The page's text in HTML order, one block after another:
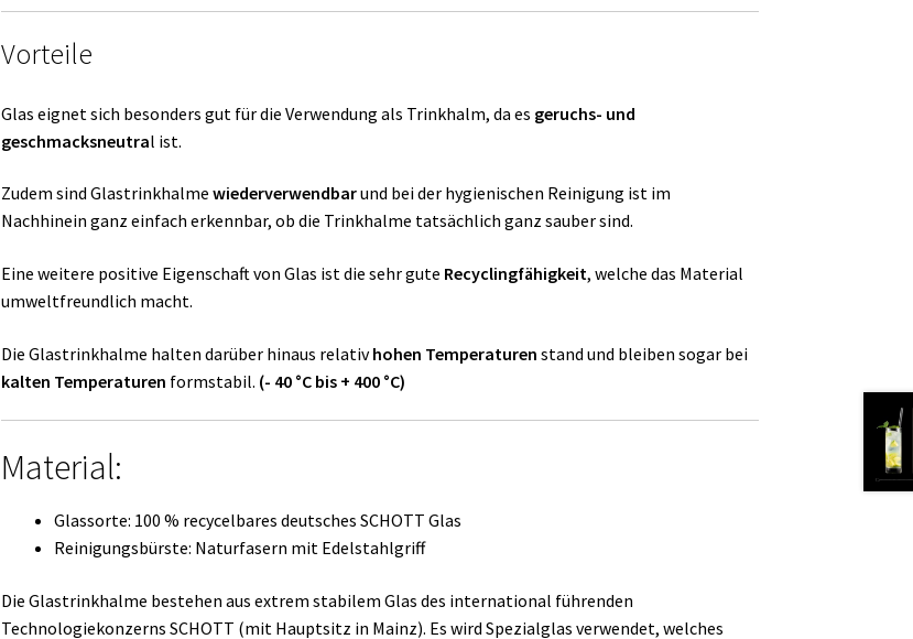
Vorteile
Glas eignet sich besonders gut für die Verwendung als Trinkhalm, da es geruchs- und
geschmacksneutral ist.
Zudem sind Glastrinkhalme wiederverwendbarund bei der hygienischen Reinigung ist im
Nachhinein ganz einfach erkennbar, ob die Trinkhalme tatsächlich ganz sauber sind.
Eine weitere positive Eigenschaft von Glas ist die sehr gute Recyclingfähigkeit, welche das Material
umweltfreundlich macht.
Die Glastrinkhalme halten darüber hinaus relativhohen Temperaturen stand und bleiben sogar bei
kalten Temperaturen formstabil. (- 40 °C bis + 400 °C)
Material:
Glassorte: 100 % recycelbares deutsches SCHOTT Glas
Reinigungsbürste: Naturfasern mit Edelstahlgriff
Die Glastrinkhalme bestehen aus extrem stabilem Glas des international führenden
Technologiekonzerns SCHOTT (mit Hauptsitz in Mainz). Es wird Spezialglas verwendet, welches